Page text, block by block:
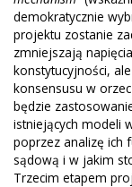
demokratycznie
projektu zostanie
zmniejszają
konstytucyjności,
konsensusu w
będzie
istniejących modeli
poprzez analizę ich
sądową i w jakim
Trzecim etapem